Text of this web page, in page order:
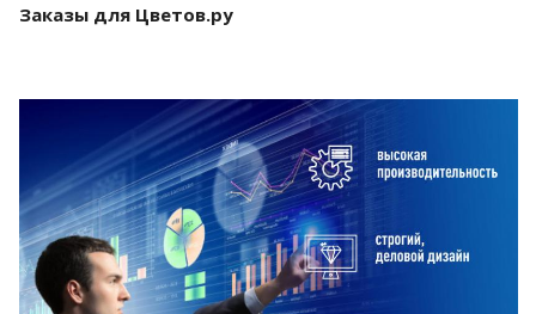
Заказы для Цветов.ру
Смотреть проект